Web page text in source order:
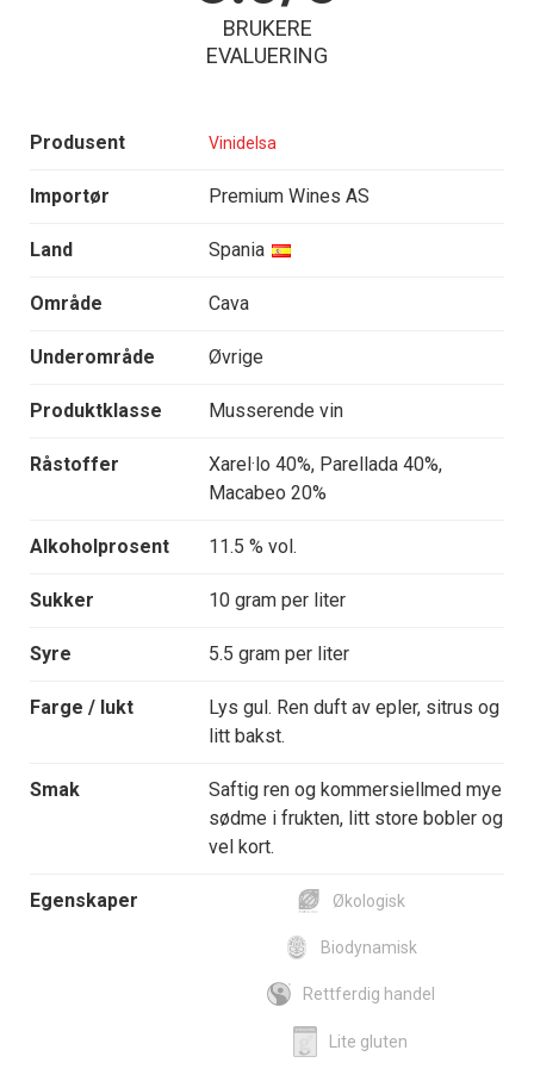
BRUKERE
EVALUERING
Produsent Vinidelsa
Importør Premium Wines AS
Land Spania
Område Cava
Underområde Øvrige
Produktklasse Musserende vin
Råstoffer
Xarel·lo 40%, Parellada 40%,
Macabeo 20%
Alkoholprosent 11.5 % vol.
Sukker 10 gram per liter
Syre 5.5 gram per liter
Farge / lukt
Lys gul. Ren duft av epler, sitrus og
litt bakst.
Smak
Saftig ren og kommersiellmed mye
sødme i frukten, litt store bobler og
vel kort.
Egenskaper Økologisk
Biodynamisk
Rettferdig handel
Lite gluten